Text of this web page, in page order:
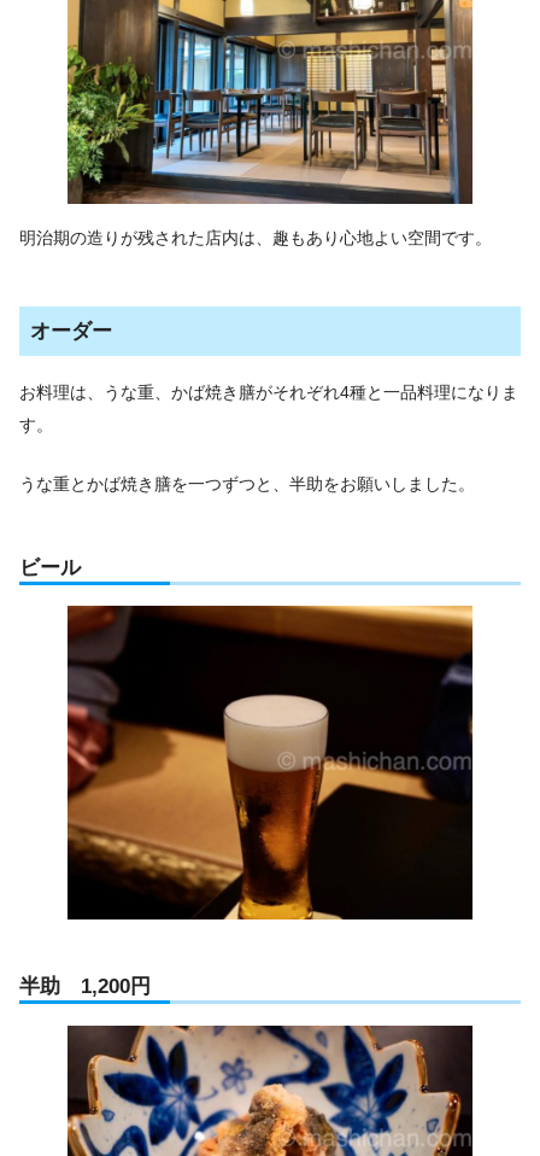
明治期の造りが残された店内は、趣もあり心地よい空間です。
オーダー
お料理は、うな重、かば焼き膳がそれぞれ4種と一品料理になりま
す。
うな重とかば焼き膳を一つずつと、半助をお願いしました。
ビール
半助 1,200円